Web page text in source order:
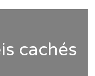
cachés